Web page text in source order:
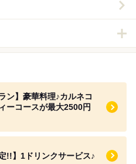
ン】豪華料理♪カルネコ
ーコースが最大2500円
!!】1ドリンクサービス♪